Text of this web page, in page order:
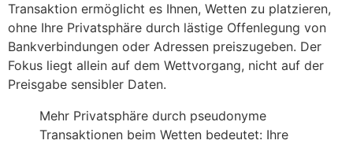
Transaktion ermöglicht es Ihnen, Wetten zu platzieren,
ohne Ihre Privatsphäre durch lästige Offenlegung von
Bankverbindungen oder Adressen preiszugeben. Der
Fokus liegt allein auf dem Wettvorgang, nicht auf der
Preisgabe sensibler Daten.
Mehr Privatsphäre durch pseudonyme
Transaktionen beim Wetten bedeutet: Ihre